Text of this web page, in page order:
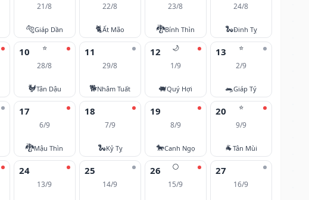
21/8
🐅Giáp Dần
22/8
🐈Ất Mão
23/8
🐉Bính Thìn
24/8
🐍Đinh Tỵ
⭐
10
28/8
🐓Tân Dậu
11
29/8
🐕Nhâm Tuất
🌙
12
1/9
🐖Quý Hợi
⭐
13
2/9
🐀Giáp Tý
17
6/9
🐉Mậu Thìn
18
7/9
🐍Kỷ Tỵ
19
8/9
🐎Canh Ngọ
⭐
20
9/9
🐐Tân Mùi
24
13/9
25
14/9
🌕
26
15/9
27
16/9